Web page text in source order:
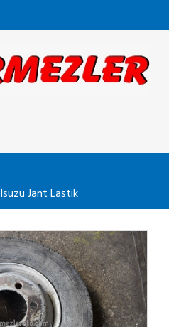
Isuzu Jant Lastik